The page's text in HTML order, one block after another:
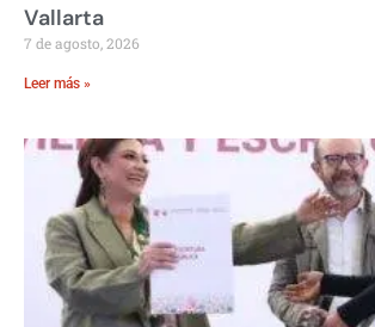
Vallarta
7 de agosto, 2026
Leer más »